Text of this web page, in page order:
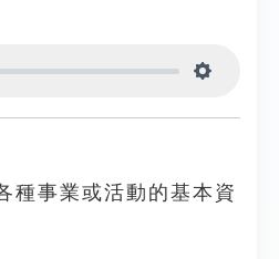
種事業或活動的基本資